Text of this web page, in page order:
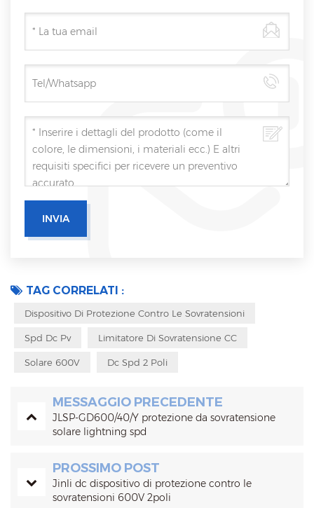
TAG CORRELATI :
Dispositivo Di Protezione Contro Le Sovratensioni
Spd Dc Pv Limitatore Di Sovratensione CC
Solare 600V Dc Spd 2 Poli
MESSAGGIO PRECEDENTE
JLSP-GD600/40/Y protezione da sovratensione
solare lightning spd
PROSSIMO POST
Jinli dc dispositivo di protezione contro le
sovratensioni 600V 2poli